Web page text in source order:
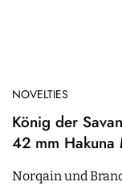
NOVELTIES
König der
42 mm Hakuna
Norqain und